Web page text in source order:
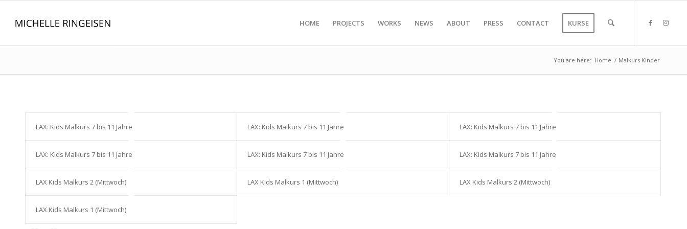
HOME PROJECTS WORKS NEWS ABOUT PRESS CONTACT KURSE
You are here: Home / Malkurs Kinder
LAX: Kids Malkurs 7 bis 11 Jahre LAX: Kids Malkurs 7 bis 11 Jahre LAX: Kids Malkurs 7 bis 11 Jahre
LAX: Kids Malkurs 7 bis 11 Jahre LAX: Kids Malkurs 7 bis 11 Jahre LAX: Kids Malkurs 7 bis 11 Jahre
LAX Kids Malkurs 2 (Mittwoch) LAX Kids Malkurs 1 (Mittwoch) LAX Kids Malkurs 2 (Mittwoch)
LAX Kids Malkurs 1 (Mittwoch)